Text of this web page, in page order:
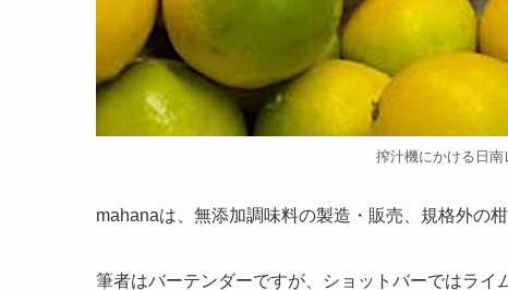
搾汁機にかける日南
mahanaは、無添加調味料の製造・販売、規格外の
筆者はバーテンダーですが、ショットバーではライ